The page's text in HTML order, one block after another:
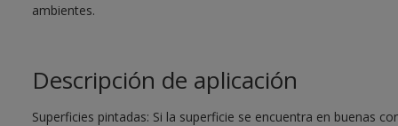
ambientes.
Descripción de aplicación
Superficies pintadas: Si la superficie se encuentra en buenas